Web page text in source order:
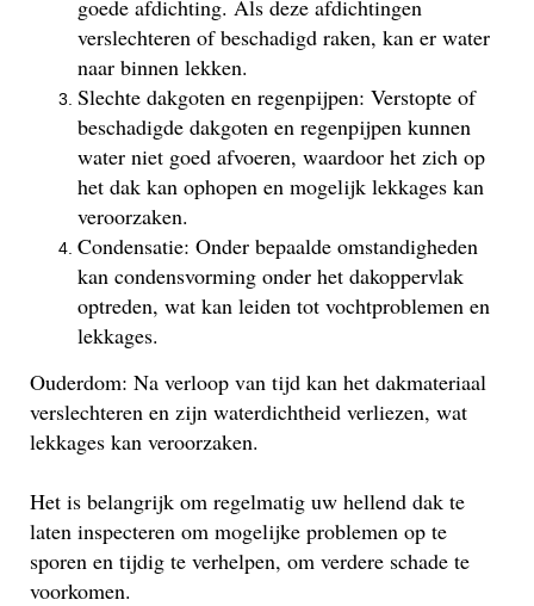
goede afdichting. Als deze afdichtingen
verslechteren of beschadigd raken, kan er water
naar binnen lekken.
Slechte dakgoten en regenpijpen: Verstopte of
beschadigde dakgoten en regenpijpen kunnen
water niet goed afvoeren, waardoor het zich op
het dak kan ophopen en mogelijk lekkages kan
veroorzaken.
Condensatie: Onder bepaalde omstandigheden
kan condensvorming onder het dakoppervlak
optreden, wat kan leiden tot vochtproblemen en
lekkages.
Ouderdom: Na verloop van tijd kan het dakmateriaal
verslechteren en zijn waterdichtheid verliezen, wat
lekkages kan veroorzaken.
Het is belangrijk om regelmatig uw hellend dak te
laten inspecteren om mogelijke problemen op te
sporen en tijdig te verhelpen, om verdere schade te
voorkomen.